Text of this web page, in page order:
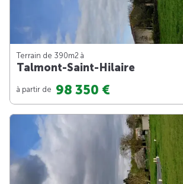
Terrain de 390m2 à
Talmont-Saint-Hilaire
à partir de 98 350 €